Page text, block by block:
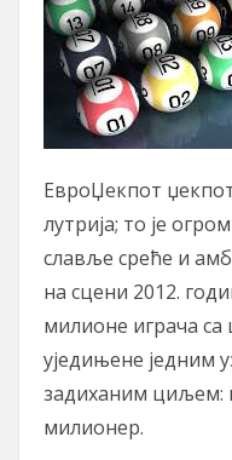
ЕвроЏекпот
лутрија; то је
славље среће и
на сцени 2012.
милионе играча са
уједињене једним
задиханим циљем:
милионер.